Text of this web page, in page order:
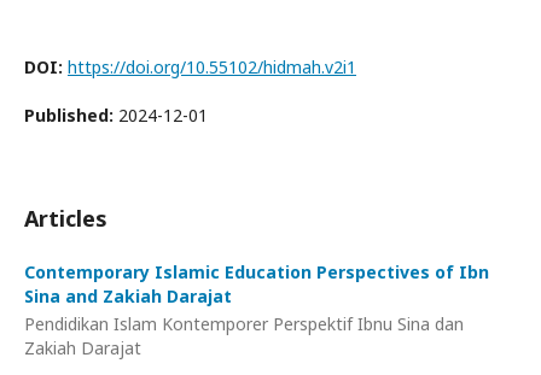
DOI: https://doi.org/10.55102/hidmah.v2i1
Published: 2024-12-01
Articles
Contemporary Islamic Education Perspectives of Ibn
Sina and Zakiah Darajat
Pendidikan Islam Kontemporer Perspektif Ibnu Sina dan
Zakiah Darajat